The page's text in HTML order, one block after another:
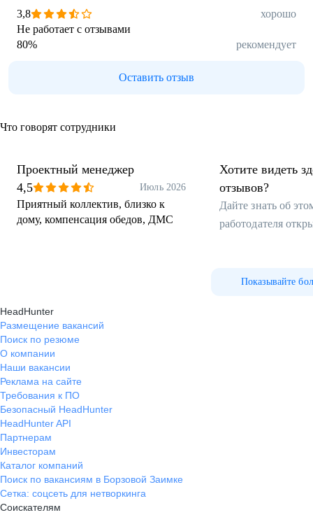
3,8
хорошо
Не работает с отзывами
80% рекомендует
Оставить отзыв
Что говорят сотрудники
Проектный менеджер
4,5
Июль 2026
Приятный коллектив, близко к
дому, компенсация обедов, ДМС
Хотите видеть
отзывов?
Дайте знать об
работодателя
Показывайте
HeadHunter
Размещение вакансий
Поиск по резюме
О компании
Наши вакансии
Реклама на сайте
Требования к ПО
Безопасный HeadHunter
HeadHunter API
Партнерам
Инвесторам
Каталог компаний
Поиск по вакансиям в Борзовой Заимке
Сетка: соцсеть для нетворкинга
Соискателям